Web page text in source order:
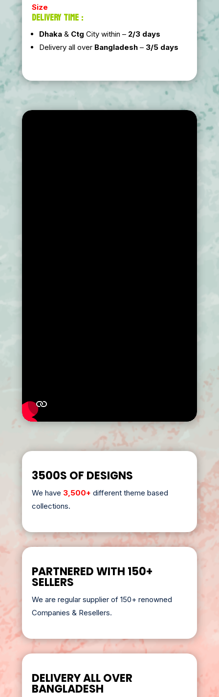
Size
DELIVERY TIME :
Dhaka& Ctg City within – 2/3 days
Delivery all over Bangladesh– 3/5 days
3500S OF DESIGNS
We have 3,500+ different theme based
collections.
PARTNERED WITH 150+
SELLERS
We are regular supplier of 150+ renowned
Companies & Resellers.
DELIVERY ALL OVER
BANGLADESH